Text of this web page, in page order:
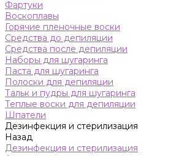
Фартуки
Воскоплавы
Горячие пленочные воски
Средства до депиляции
Средства после депиляции
Наборы для шугаринга
Паста для шугаринга
Полоски для депиляции
Тальк и пудры для шугаринга
Теплые воски для депиляции
Шпатели
Дезинфекция и стерилизация
Назад
Дезинфекция и стерилизация